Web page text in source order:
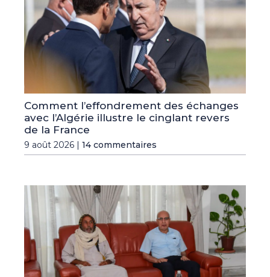
Comment l’effondrement des échanges
avec l’Algérie illustre le cinglant revers
de la France
9 août 2026 | 14 commentaires